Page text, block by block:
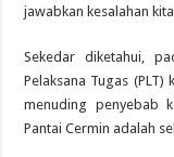
jawabkan kesalahan
Sekedar diketahui,
Pelaksana Tugas (PLT)
menuding penyebab
Pantai Cermin adalah